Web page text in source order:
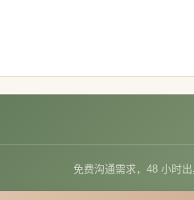
免费沟通需求，48 小时